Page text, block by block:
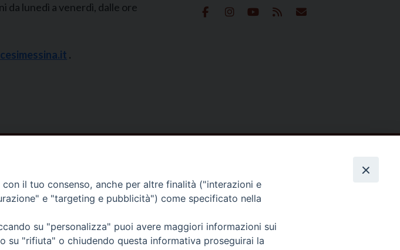
da lunedì a venerdì, dalle ore
.
il tuo consenso, anche per altre finalità ("interazioni e
e "targeting e pubblicità") come specificato nella
su "personalizza" puoi avere maggiori informazioni sui
su "rifiuta" o chiudendo questa informativa proseguirai la